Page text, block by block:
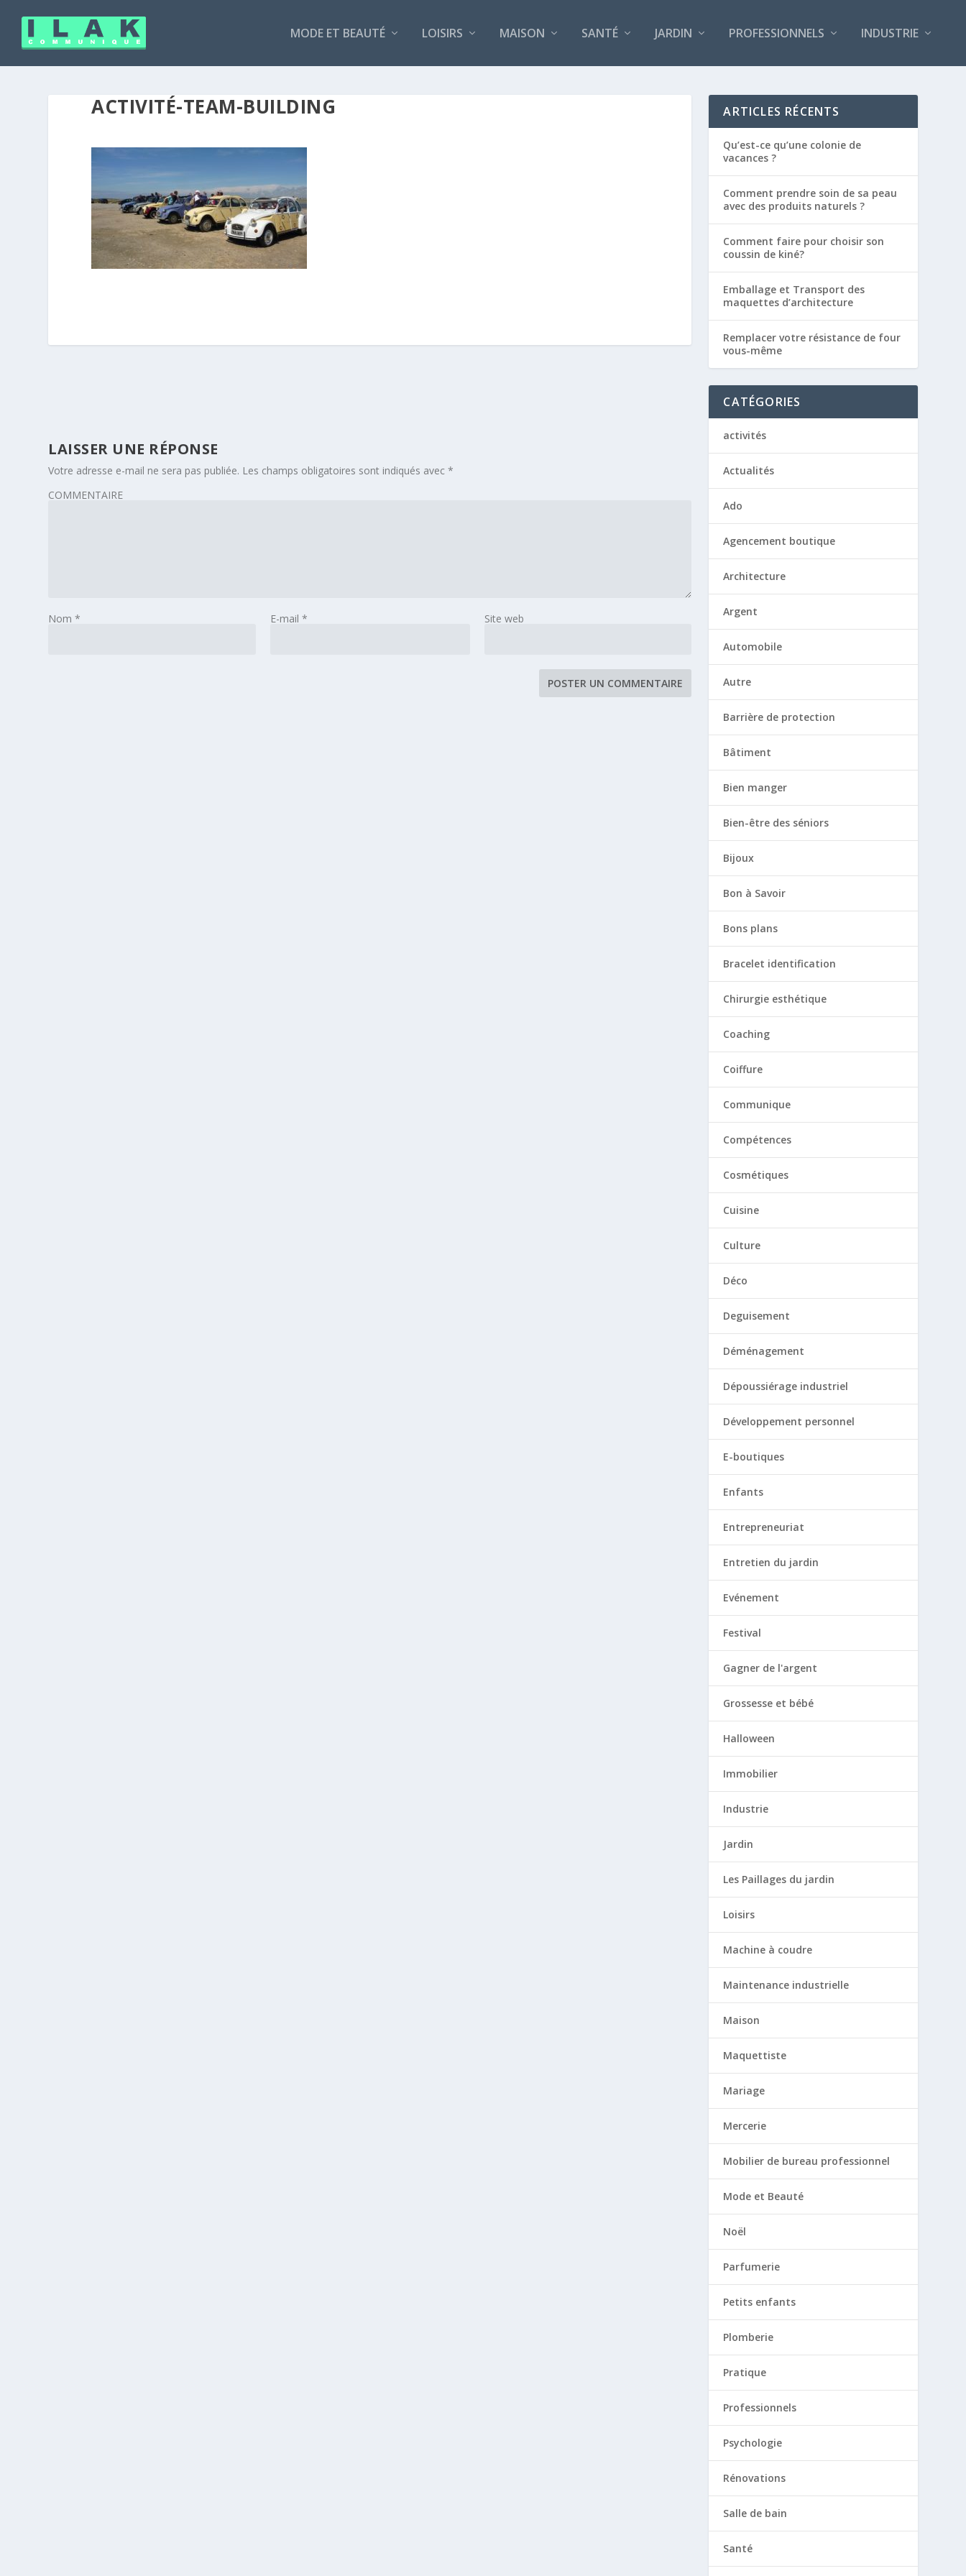
MODE ET BEAUTÉ LOISIRS MAISON SANTÉ JARDIN PROFESSIONNELS INDUSTRIE
ACTIVITÉ-TEAM-BUILDING
LAISSER UNE RÉPONSE
Votre adresse e-mail ne sera pas publiée. Les champs obligatoires sont indiqués avec*
COMMENTAIRE
Nom* E-mail * Site web
ARTICLES RÉCENTS
Qu’est-ce qu’une colonie de
vacances ?
Comment prendre soin de sa peau
avec des produits naturels ?
Comment faire pour choisir son
coussin de kiné?
Emballage et Transport des
maquettes d’architecture
Remplacer votre résistance de four
vous-même
CATÉGORIES
activités
Actualités
Ado
Agencement boutique
Architecture
Argent
Automobile
Autre
Barrière de protection
Bâtiment
Bien manger
Bien-être des séniors
Bijoux
Bon à Savoir
Bons plans
Bracelet identification
Chirurgie esthétique
Coaching
Coiffure
Communique
Compétences
Cosmétiques
Cuisine
Culture
Déco
Deguisement
Déménagement
Dépoussiérage industriel
Développement personnel
E-boutiques
Enfants
Entrepreneuriat
Entretien du jardin
Evénement
Festival
Gagner de l'argent
Grossesse et bébé
Halloween
Immobilier
Industrie
Jardin
Les Paillages du jardin
Loisirs
Machine à coudre
Maintenance industrielle
Maison
Maquettiste
Mariage
Mercerie
Mobilier de bureau professionnel
Mode et Beauté
Noël
Parfumerie
Petits enfants
Plomberie
Pratique
Professionnels
Psychologie
Rénovations
Salle de bain
Santé